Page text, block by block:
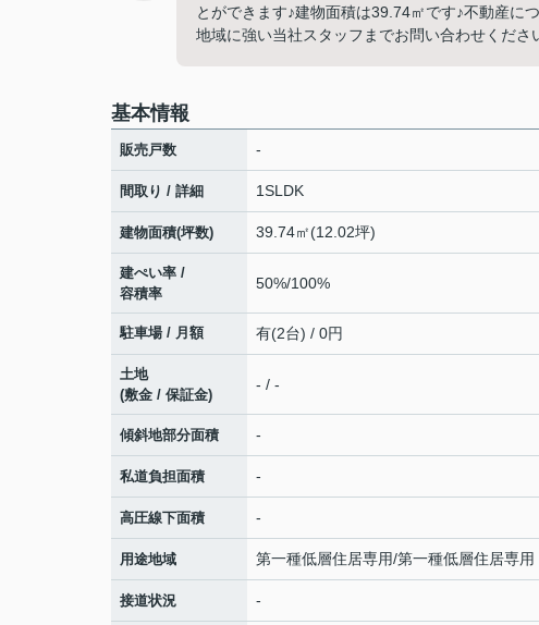
とができます♪建物面積は39.74㎡です♪不動産に
地域に強い当社スタッフまでお問い合わせくださ
基本情報
販売戸数 -
間取り / 詳細 1SLDK
建物面積(坪数) 39.74㎡(12.02坪)
建ぺい率 /
容積率
50%/100%
駐車場 / 月額 有(2台) / 0円
土地
(敷金 / 保証金)
- / -
傾斜地部分面積 -
私道負担面積 -
高圧線下面積 -
用途地域 第一種低層住居専用/第一種低層住居専用
接道状況 -